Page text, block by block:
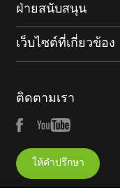
ฝ่ายสนับสนุน
เว็บไซต์ที่เกี่ยวข้อง
ติดตามเรา
ให้คำปรึกษา